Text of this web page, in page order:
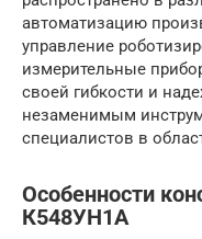
автоматизацию
управление
измерительные
своей гибкости и
незаменимым
специалистов в
Особенности
К548УН1А